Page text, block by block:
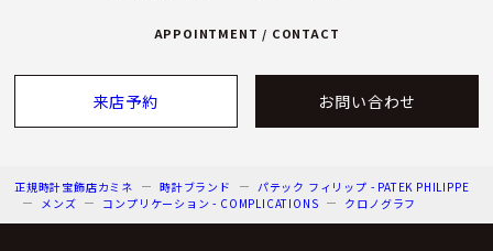
APPOINTMENT / CONTACT
来店予約 お問い合わせ
正規時計宝飾店カミネ 時計ブランド
パテック フィリップ - PATEK PHILIPPE
メンズ
コンプリケーション - COMPLICATIONS クロノグラフ